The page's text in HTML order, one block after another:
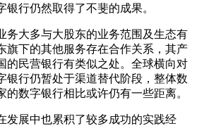
银行仍然取得了不斐的成果。
务大多与大股东的业务范围及生态有
旗下的其他服务存在合作关系，其产
的民营银行有类似之处。全球横向对
银行仍暂处于渠道替代阶段，整体数
的数字银行相比或许仍有一些距离。
发展中也累积了较多成功的实践经